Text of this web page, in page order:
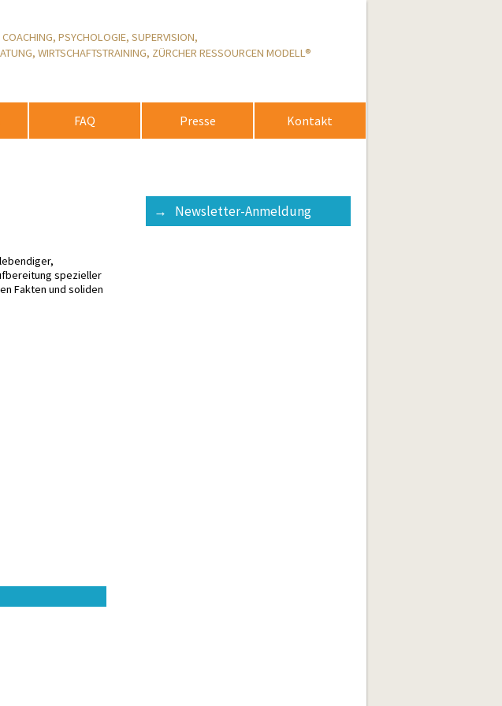
COACHING, PSYCHOLOGIE, SUPERVISION,
WIRTSCHAFTSTRAINING, ZÜRCHER RESSOURCEN MODELL®
FAQ Presse Kontakt
spezieller
Fakten und soliden
Newsletter-Anmeldung